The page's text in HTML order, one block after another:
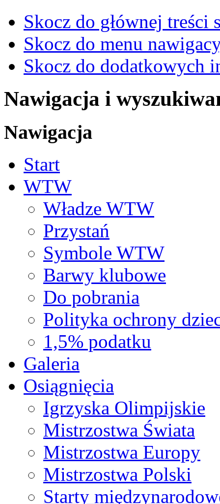
Skocz do głównej treści
Skocz do menu
Skocz do dodatkowych
Nawigacja i
Nawigacja
Start
WTW
Władze WTW
Przystań
Symbole WTW
Barwy klubowe
Do pobrania
Polityka ochrony
1,5% podatku
Galeria
Osiągnięcia
Igrzyska Olimpijskie
Mistrzostwa Świata
Mistrzostwa Europy
Mistrzostwa Polski
Starty